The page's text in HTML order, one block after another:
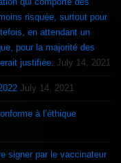
risquée, surtout pour
en attendant un
justifiée. July 14, 2021
July 14, 2021
à l’éthique
signer par le vaccinateur